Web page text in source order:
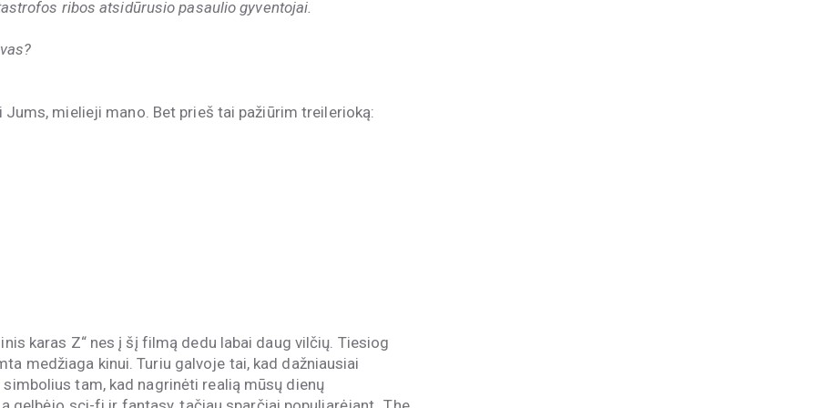
ribos atsidūrusio pasaulio gyventojai.
mielieji mano. Bet prieš tai pažiūrim treilerioką:
karas Z“ nes į šį filmą dedu labai daug vilčių. Tiesiog
medžiaga kinui. Turiu galvoje tai, kad dažniausiai
tam, kad nagrinėti realią mūsų dienų